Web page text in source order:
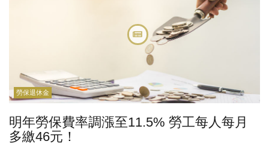
勞保退休金
明年勞保費率調漲至11.5% 勞工每人每月
多繳46元！